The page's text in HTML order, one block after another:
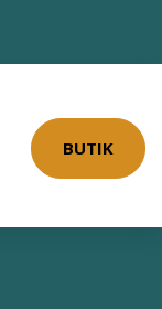
BUTIK